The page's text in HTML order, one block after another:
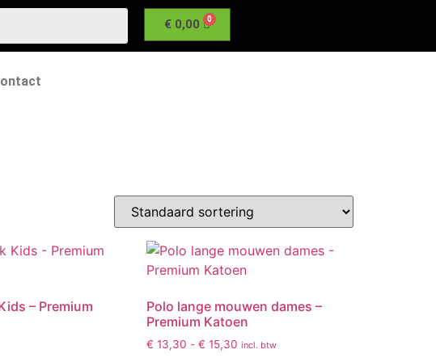
€0,00
– Premium
Polo lange mouwen dames –
Premium Katoen
€ 13,30 - € 15,30 incl. btw